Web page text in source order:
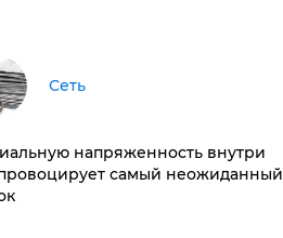
Сеть
напряженность внутри
самый неожиданный